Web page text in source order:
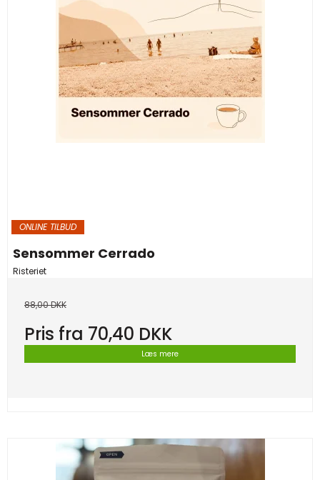
ONLINE TILBUD
Sensommer Cerrado
Risteriet
88,00 DKK
Pris fra 70,40 DKK
Læs mere